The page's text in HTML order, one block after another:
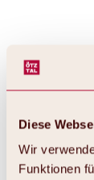
Diese
Wir
Funktionen